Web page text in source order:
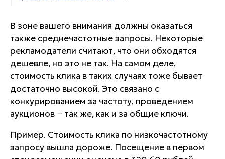
В зоне вашего внимания должны оказаться
также среднечастотные запросы. Некоторые
рекламодатели считают, что они обходятся
дешевле, но это не так. На самом деле,
стоимость клика в таких случаях тоже бывает
достаточно высокой. Это связано с
конкурированием за частоту, проведением
аукционов − так же, как и за общие ключи.
Пример. Стоимость клика по низкочастотному
запросу вышла дороже. Посещение в первом